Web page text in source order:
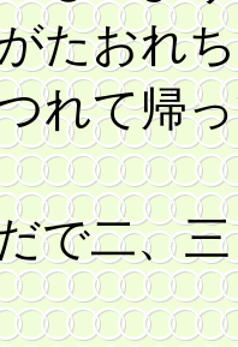
たおれ
れて帰
で二、